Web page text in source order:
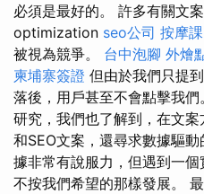
必須是最好的。 許多有關文
optimization seo公司 按摩課
被視為競爭。 台中泡腳 外燴
柬埔寨簽證 但由於我們只提
落後，用戶甚至不會點擊我們
研究，我們也了解到，在文
和SEO文案，還尋求數據驅
據非常有說服力，但遇到一
不按我們希望的那樣發展。